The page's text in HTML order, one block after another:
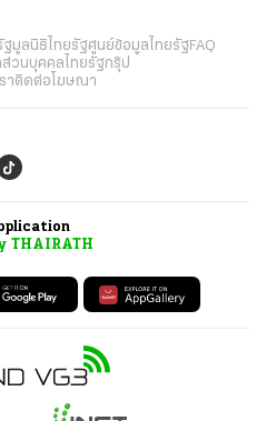
ฐมูลนิธิไทยรัฐศูนย์ข้อมูลไทยรัฐFAQ
วนบุคคลไทยรัฐกรุ๊ป
าติดต่อโฆษณา
THAIRATH